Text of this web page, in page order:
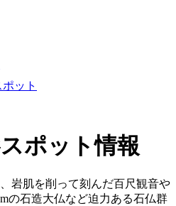
ット
ポット情報
岩肌を削って刻んだ百尺観音や
の石造大仏など迫力ある石仏群